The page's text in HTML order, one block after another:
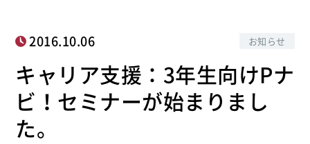
子
大
2016.10.06 お知らせ
キャリア支援：3年生向けPナ
ビ！セミナーが始まりまし
た。